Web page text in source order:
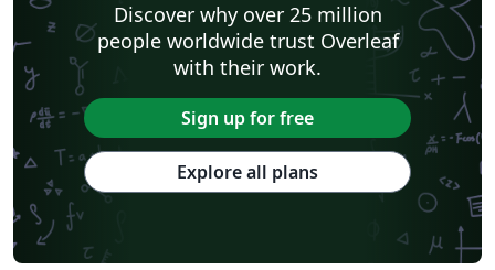
Discover why over 25 million
people worldwide trust Overleaf
with their work.
Sign up for free
Explore all plans